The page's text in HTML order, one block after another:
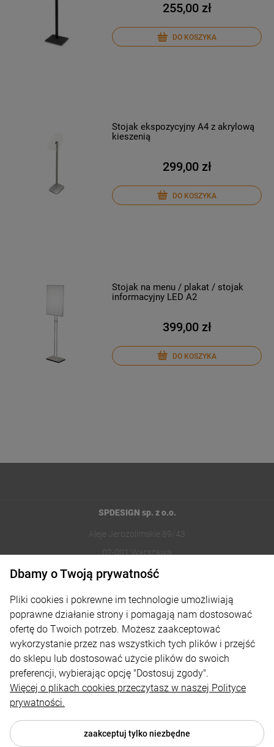
255,00 zł
DO KOSZYKA
Stojak ekspozycyjny A4 z akrylową
kieszenią
299,00 zł
DO KOSZYKA
Stojak na menu / plakat / stojak
informacyjny LED A2
399,00 zł
DO KOSZYKA
SPDESIGN sp. z o.o.
Aleje Jerozolimskie 89/43
02-001 Warszawa
sklep@reklamydrukarnia.pl
Moje konto
Płatności i dostawa
Informacje
Dbamy o Twoją prywatność
Pliki cookies i pokrewne im technologie umożliwiają
poprawne działanie strony i pomagają nam dostosować
ofertę do Twoich potrzeb. Możesz zaakceptować
wykorzystanie przez nas wszystkich tych plików i przejść
do sklepu lub dostosować użycie plików do swoich
preferencji, wybierając opcję "Dostosuj zgody".
Więcej o plikach cookies przeczytasz w naszej Polityce
prywatności.
zaakceptuj tylko niezbędne